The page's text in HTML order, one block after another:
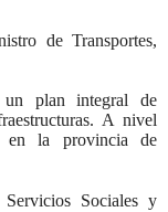
de Transportes,
un plan integral de
A nivel
en la provincia de
Sociales y